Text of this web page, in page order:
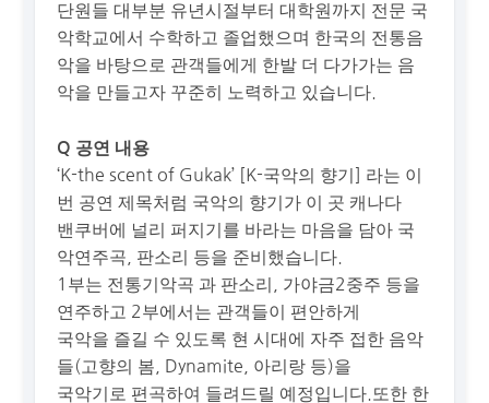
단원들 대부분 유년시절부터 대학원까지 전문 국
악학교에서 수학하고 졸업했으며 한국의 전통음
악을 바탕으로 관객들에게 한발 더 다가가는 음
악을 만들고자 꾸준히 노력하고 있습니다.
Q 공연 내용
‘K-the scent of Gukak’ [K-국악의 향기] 라는 이
번 공연 제목처럼 국악의 향기가 이 곳 캐나다
밴쿠버에 널리 퍼지기를 바라는 마음을 담아 국
악연주곡, 판소리 등을 준비했습니다.
1부는 전통기악곡 과 판소리, 가야금2중주 등을
연주하고 2부에서는 관객들이 편안하게
국악을 즐길 수 있도록 현 시대에 자주 접한 음악
들(고향의 봄, Dynamite, 아리랑 등)을
국악기로 편곡하여 들려드릴 예정입니다.또한 한